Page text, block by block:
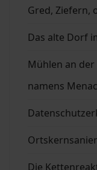
Gred, Ziefern,
Das alte Dorf
Mühlen an der
namens
Die